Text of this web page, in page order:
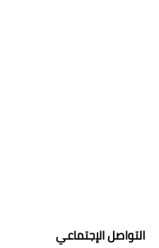
التواصل الإجتماعي